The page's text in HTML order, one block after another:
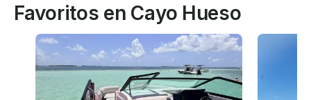
Favoritos en Cayo Hueso